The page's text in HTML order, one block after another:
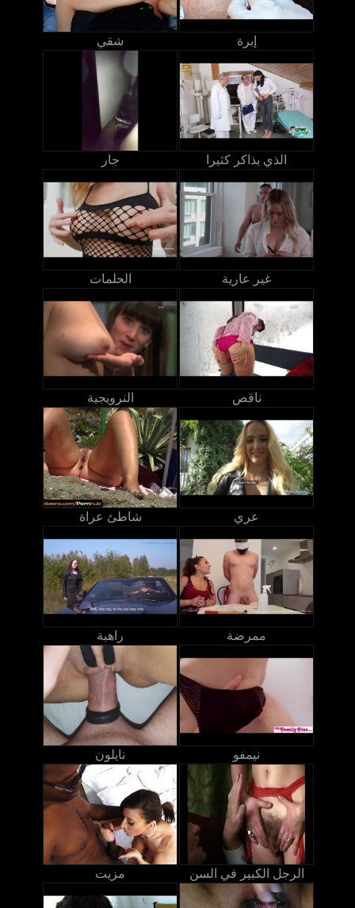
شقي إبرة
جار الذي يذاكر كثيرا
الحلمات غير عارية
النرويجية ناقص
شاطئ عراة عري
راهبة ممرضة
نايلون نيمفو
مزيت الرجل الكبير في السن